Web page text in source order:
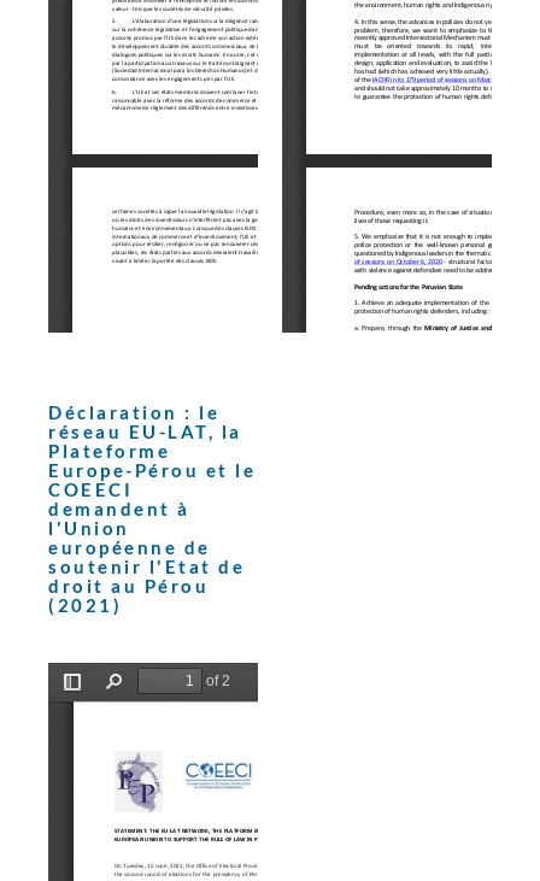
Déclaration : le
réseau EU-LAT, la
Plateforme
Europe-Pérou et le
COEECI
demandent à
l'Union
européenne de
soutenir l'Etat de
droit au Pérou
(2021)